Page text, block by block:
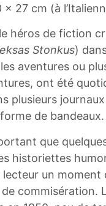
x 27 cm (à
héros de fiction
Stonkus)
aventures ou
ont été
plusieurs
forme de bandeaux.
que
historiettes
un moment
commisération.